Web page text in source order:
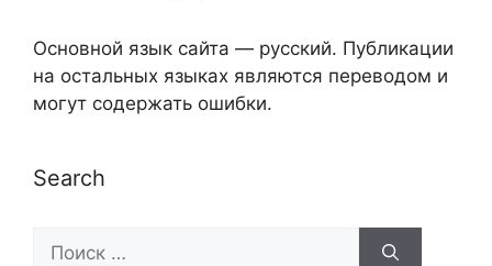
Основной язык сайта — русский. Публикации
на остальных языках являются переводом и
могут содержать ошибки.
Search